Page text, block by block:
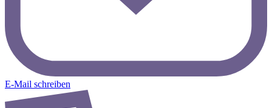
E-Mail schreiben